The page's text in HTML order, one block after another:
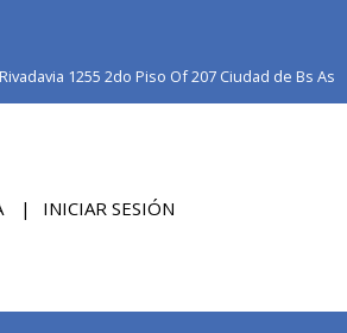
Rivadavia 1255 2do Piso Of 207 Ciudad de Bs As
INICIAR SESIÓN